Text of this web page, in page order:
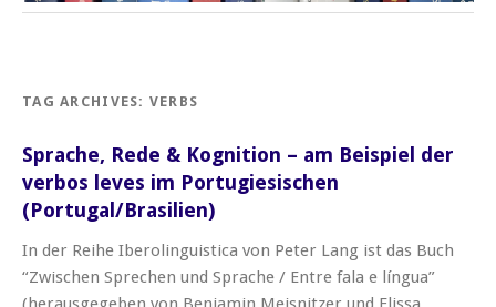
TAG ARCHIVES: VERBS
Sprache, Rede & Kognition – am Beispiel der
verbos leves im Portugiesischen
(Portugal/Brasilien)
In der Reihe Iberolinguistica von Peter Lang ist das Buch
“Zwischen Sprechen und Sprache / Entre fala e língua”